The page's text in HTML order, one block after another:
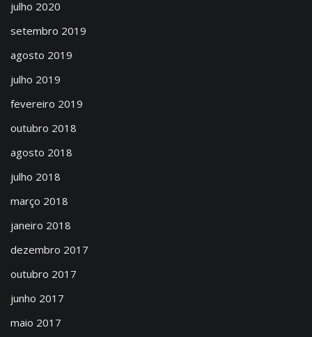
julho 2020
setembro 2019
agosto 2019
julho 2019
fevereiro 2019
outubro 2018
agosto 2018
julho 2018
março 2018
janeiro 2018
dezembro 2017
outubro 2017
junho 2017
maio 2017